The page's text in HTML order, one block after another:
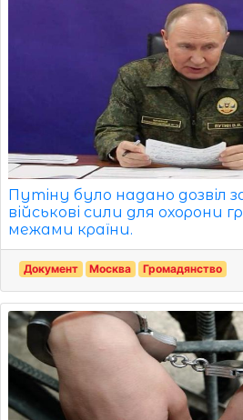
Путіну було надано дозвіл
військові сили для охорони
межами країни.
Документ Москва Громадянство